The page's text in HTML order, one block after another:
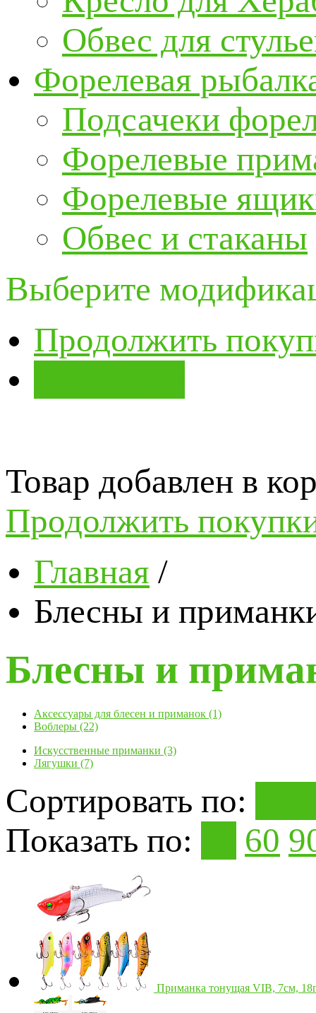
Обвес для
Форелевая
Подсачеки
Форелевые
Форелевые
Обвес и стаканы
Выберите
Продолжить
Товар добавлен в
Продолжить
Главная /
Блесны и
Блесны и
Аксессуары для блесен и приманок (1)
Воблеры (22)
Искусственные приманки (3)
Лягушки (7)
Сортировать по:
Показать по:
60
Приманка тонущая VIB, 7см,